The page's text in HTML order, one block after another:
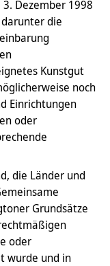
Dezember 1998
die
Kunstgut
noch
Einrichtungen
oder
die Länder und
Grundsätze
oder
wurde und in